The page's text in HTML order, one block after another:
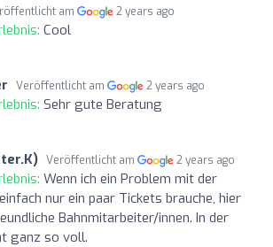
am 2 years ago
Cool
Veröffentlicht am 2 years ago
Sehr gute Beratung
Veröffentlicht am 2 years ago
Wenn ich ein Problem mit der
nur ein paar Tickets brauche, hier
Bahnmitarbeiter/innen. In der
ganz so voll.